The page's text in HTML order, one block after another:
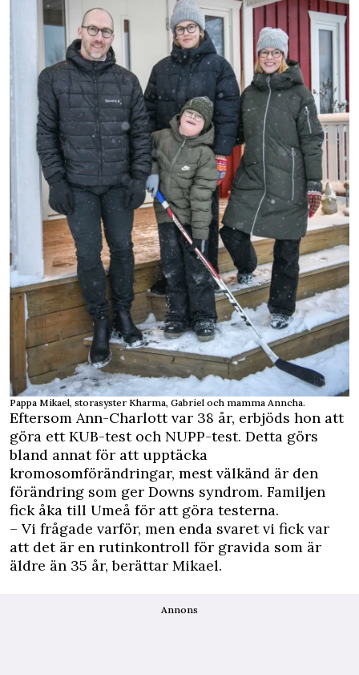
Pappa Mikael, storasyster Kharma, Gabriel och mamma Anncha.
Eftersom Ann-Charlott var 38 år, erbjöds hon att
göra ett KUB-test och NUPP-test. Detta görs
bland annat för att upptäcka
kromosomförändringar, mest välkänd är den
förändring som ger Downs syndrom. Familjen
fick åka till Umeå för att göra testerna.
– Vi frågade varför, men enda svaret vi fick var
att det är en rutinkontroll för gravida som är
äldre än 35 år, berättar Mikael.
Annons